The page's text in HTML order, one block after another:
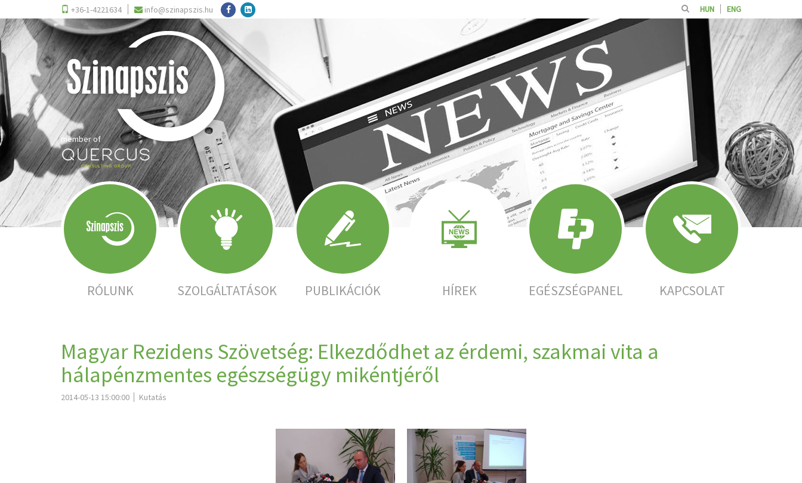
+36-1-4221634 info@szinapszis.hu HUN ENG
member of
RÓLUNK SZOLGÁLTATÁSOK PUBLIKÁCIÓK HÍREK EGÉSZSÉGPANEL KAPCSOLAT
Magyar Rezidens Szövetség: Elkezdődhet az érdemi, szakmai vita a
hálapénzmentes egészségügy mikéntjéről
2014-05-13 15:00:00 Kutatás